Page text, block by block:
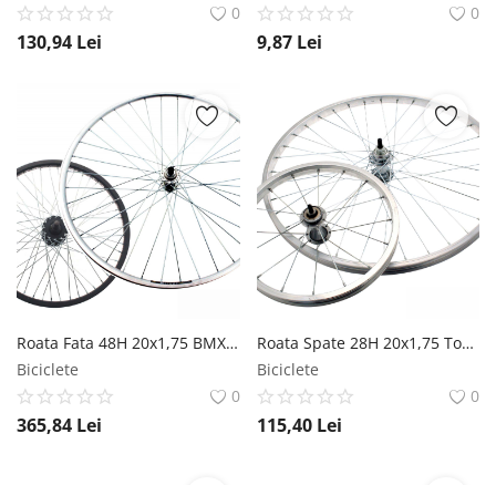
0
130,94 Lei
0
9,87 Lei
Roata Fata 48H 20x1,75 BMX Alu Negru A 70 RMS
Biciclete
0
365,84 Lei
Roata Spate 28H 20x1,75 Touring MTB Alu 5 6V RMS
Biciclete
0
115,40 Lei